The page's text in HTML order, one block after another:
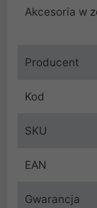
Akcesoria w
Producent
Kod
SKU
EAN
Gwarancja